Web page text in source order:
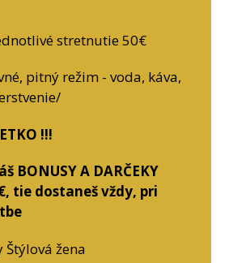
stretnutie 50€
pitný režim - voda, káva,
!!!
BONUSY A DARČEKY
tie dostaneš vždy, pri
žena